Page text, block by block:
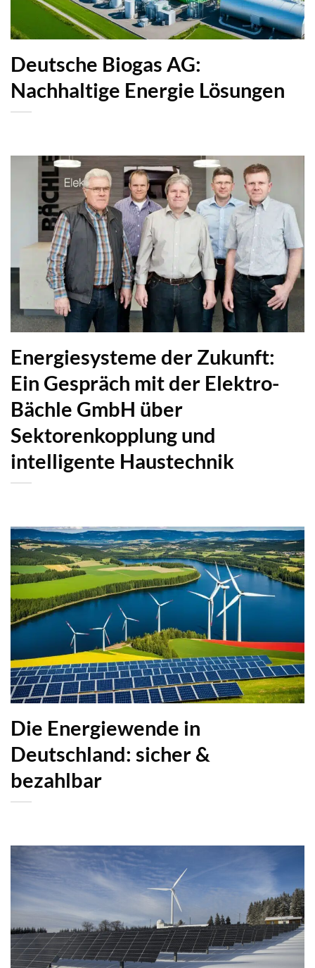
Deutsche Biogas AG:
Nachhaltige Energie Lösungen
Energiesysteme der Zukunft:
Ein Gespräch mit der Elektro-
Bächle GmbH über
Sektorenkopplung und
intelligente Haustechnik
Die Energiewende in
Deutschland: sicher &
bezahlbar